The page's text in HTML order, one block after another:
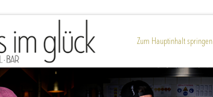
Zum Hauptinhalt springen